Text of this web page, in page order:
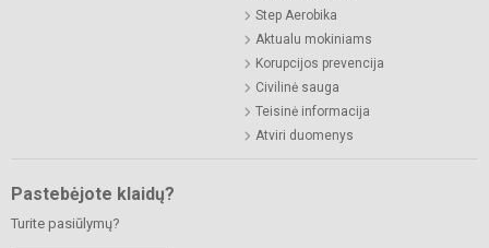
Step Aerobika
Aktualu mokiniams
Korupcijos prevencija
Civilinė sauga
Teisinė informacija
Atviri duomenys
Pastebėjote klaidų?
Turite pasiūlymų?